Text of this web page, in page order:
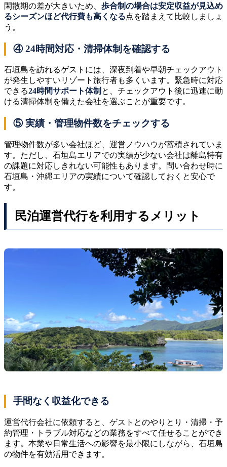
閑散期の差が大きいため、 歩合制の場合は安定収益が見込め
るシーズンほど代行費も高くなる点を踏まえて比較しましょ
う。
④ 24時間対応・清掃体制を確認する
石垣島を訪れるゲストには、深夜到着や早朝チェックアウト
が発生しやすいリゾート旅行者も多くいます。緊急時に対応
できる24時間サポート体制 と、チェックアウト後に迅速に動
ける清掃体制を備えた会社を選ぶことが重要です。
⑤ 実績・管理物件数をチェックする
管理物件数が多い会社ほど、運営ノウハウが蓄積されていま
す。ただし、石垣島エリアでの実績が少ない会社は離島特有
の課題に対応しきれない可能性もあります。問い合わせ時に
石垣島・沖縄エリアの実績について確認しておくと安心で
す。
民泊運営代行を利用するメリット
手間なく収益化できる
運営代行会社に依頼すると、ゲストとのやりとり・清掃・予
約管理・トラブル対応などの業務をすべて任せることができ
ます。本業や日常生活への影響を最小限にしながら、石垣島
の物件を有効活用できます。